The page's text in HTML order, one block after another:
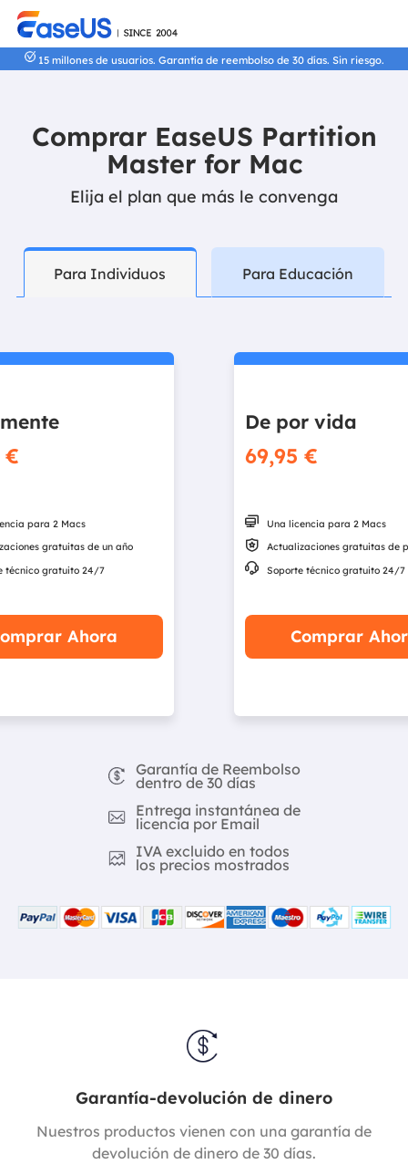
15 millones de usuarios. Garantía de reembolso de 30 días. Sin riesgo.
Comprar EaseUS Partition
Master for Mac
Elija el plan que más le convenga
Para Individuos Para Educación
€
para 2 Macs
gratuitas de un año
técnico gratuito 24/7
Ahora
De por vida
69,95 €
 Una licencia para 2 Macs
 Actualizaciones gratuitas de
 Soporte técnico gratuito 24/7
Comprar
Garantía de Reembolso
dentro de 30 días
Entrega instantánea de
licencia por Email
IVA excluido en todos
los precios mostrados
Garantía-devolución de dinero
Nuestros productos vienen con una garantía de
devolución de dinero de 30 días.